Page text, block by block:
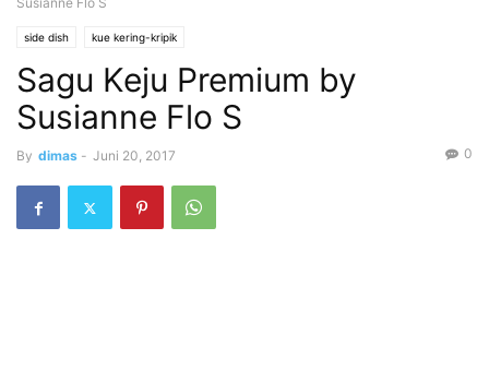
side dish kue kering-kripik
Sagu Keju Premium by
Susianne Flo S
By dimas - Juni 20, 2017 0